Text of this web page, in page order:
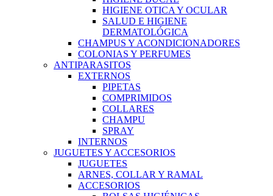
HIGIENE OTICA Y OCULAR
SALUD E HIGIENE
DERMATOLÓGICA
CHAMPUS Y ACONDICIONADORES
COLONIAS Y PERFUMES
ANTIPARASITOS
EXTERNOS
PIPETAS
COMPRIMIDOS
COLLARES
CHAMPU
SPRAY
INTERNOS
JUGUETES Y ACCESORIOS
JUGUETES
ARNES, COLLAR Y RAMAL
ACCESORIOS